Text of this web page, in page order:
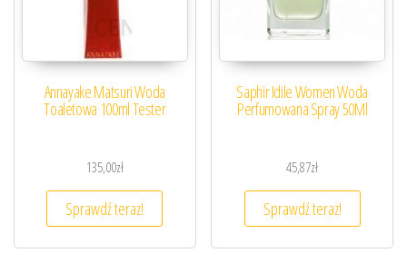
Annayake Matsuri Woda
Toaletowa 100ml Tester
135,00zł
Sprawdź teraz!
Saphir Idile Women Woda
Perfumowana Spray 50Ml
45,87zł
Sprawdź teraz!